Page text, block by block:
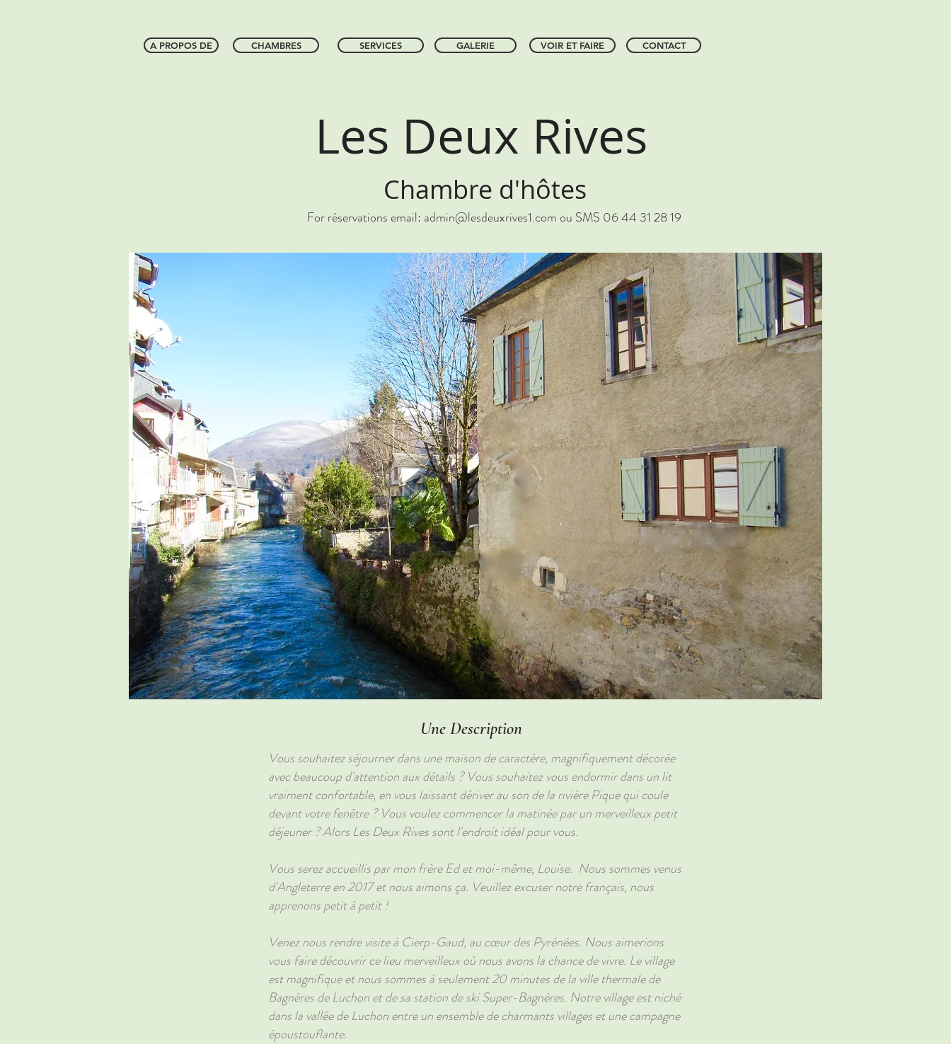
A PROPOS DE CHAMBRES SERVICES GALERIE VOIR ET FAIRE CONTACT
Les Deux Rives
Chambre d'hôtes
For réservations email: admin@lesdeuxrives1.comou SMS 06 44 31 28 19
Une Description
Vous souhaitez séjourner dans une maison de caractère, magnifiquement décorée
avec beaucoup d'attention aux détails ? Vous souhaitez vous endormir dans un lit
vraiment confortable, en vous laissant dériver au son de la rivière Pique qui coule
devant votre fenêtre ? Vous voulez commencer la matinée par un merveilleux petit
déjeuner ? Alors Les Deux Rives sont l'endroit idéal pour vous.
Vous serez accueillis par mon frère Ed et moi-même, Louise. Nous sommes venus
d'Angleterre en 2017 et nous aimons ça. Veuillez excuser notre français, nous
apprenons petit à petit !
Venez nous rendre visite à Cierp-Gaud, au cœur des Pyrénées. Nous aimerions
vous faire découvrir ce lieu merveilleux où nous avons la chance de vivre. Le village
est magnifique et nous sommes à seulement 20 minutes de la ville thermale de
Bagnères de Luchon et de sa station de ski Super-Bagnères. Notre village est niché
dans la vallée de Luchon entre un ensemble de charmants villages et une campagne
époustouflante.